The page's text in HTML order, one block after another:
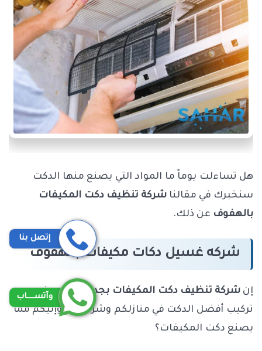
هل تساءلت يوماً ما المواد التي يصنع منها الدكت
سنخبرك في مقالنا شركة تنظيف دكت المكيفات
بالهفوف عن ذلك.
شركه غسيل دكات مكيفات بالهفوف
إن شركة تنظيف دكت المكيفات بجدة
تحرص على
تركيب أفضل الدكت في منازلكم وشركاتكم وإليكم مما
يصنع دكت المكيفات؟
إتصل بنا
وآتســــاب